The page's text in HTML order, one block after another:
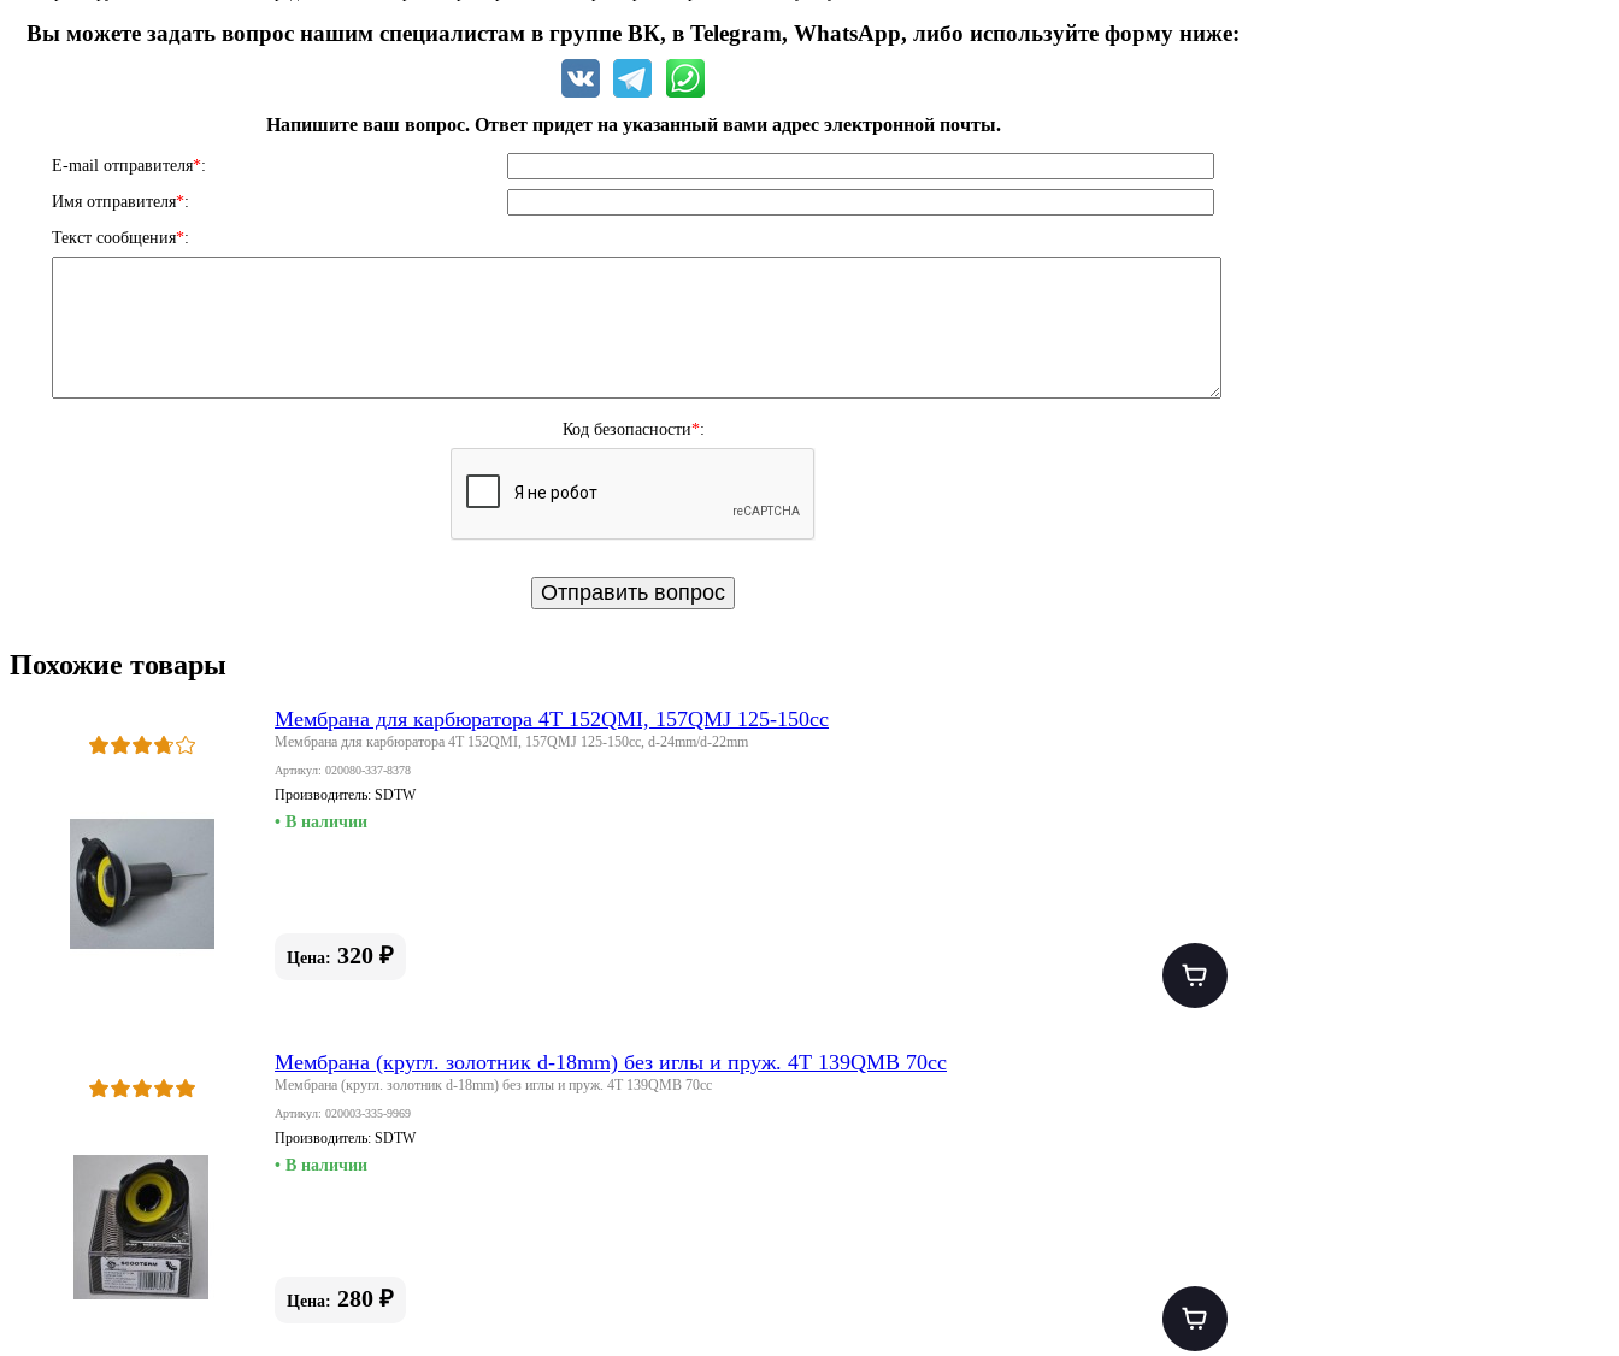
Вы можете задать вопрос нашим специалистам в группе ВК, в Telegram, WhatsApp, либо используйте форму ниже:
Напишите ваш вопрос. Ответ придет на указанный вами адрес электронной почты.
E-mail отправителя*:
Имя отправителя*:
Текст сообщения*:
Код безопасности*:
Похожие товары
Мембрана для карбюратора 4T 152QMI, 157QMJ 125-150cc
Мембрана для карбюратора 4T 152QMI, 157QMJ 125-150cc, d-24mm/d-22mm
Артикул: 020080-337-8378
Производитель: SDTW
• В наличии
Цена: 320 ₽
Мембрана (кругл. золотник d-18mm) без иглы и пруж. 4T 139QMB 70сс
Мембрана (кругл. золотник d-18mm) без иглы и пруж. 4T 139QMB 70сс
Артикул: 020003-335-9969
Производитель: SDTW
• В наличии
Цена: 280 ₽